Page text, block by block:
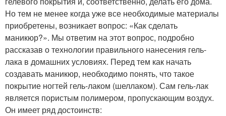
Но тем не менее когда уже все необходимые материалы
приобретены, возникает вопрос: «Как сделать
маникюр?». Мы ответим на этот вопрос, подробно
рассказав о технологии правильного нанесения гель-
лака в домашних условиях. Перед тем как начать
создавать маникюр, необходимо понять, что такое
покрытие ногтей гель-лаком (шеллаком). Сам гель-лак
является пористым полимером, пропускающим воздух.
Он имеет ряд достоинств: